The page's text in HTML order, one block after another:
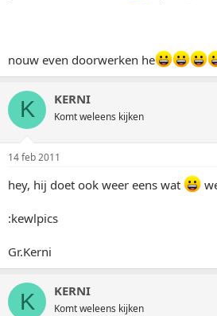
nouw even doorwerken he
K KERNI
Komt weleens kijken
14 feb 2011
hey, hij doet ook weer eens wat
:kewlpics
Gr.Kerni
K KERNI
Komt weleens kijken